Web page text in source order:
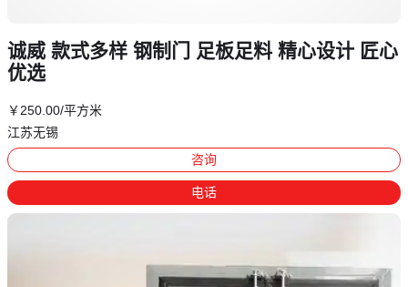
诚威 款式多样 钢制门 足板足料 精心设计 匠心
优选
￥250.00/平方米
江苏无锡
咨询
电话